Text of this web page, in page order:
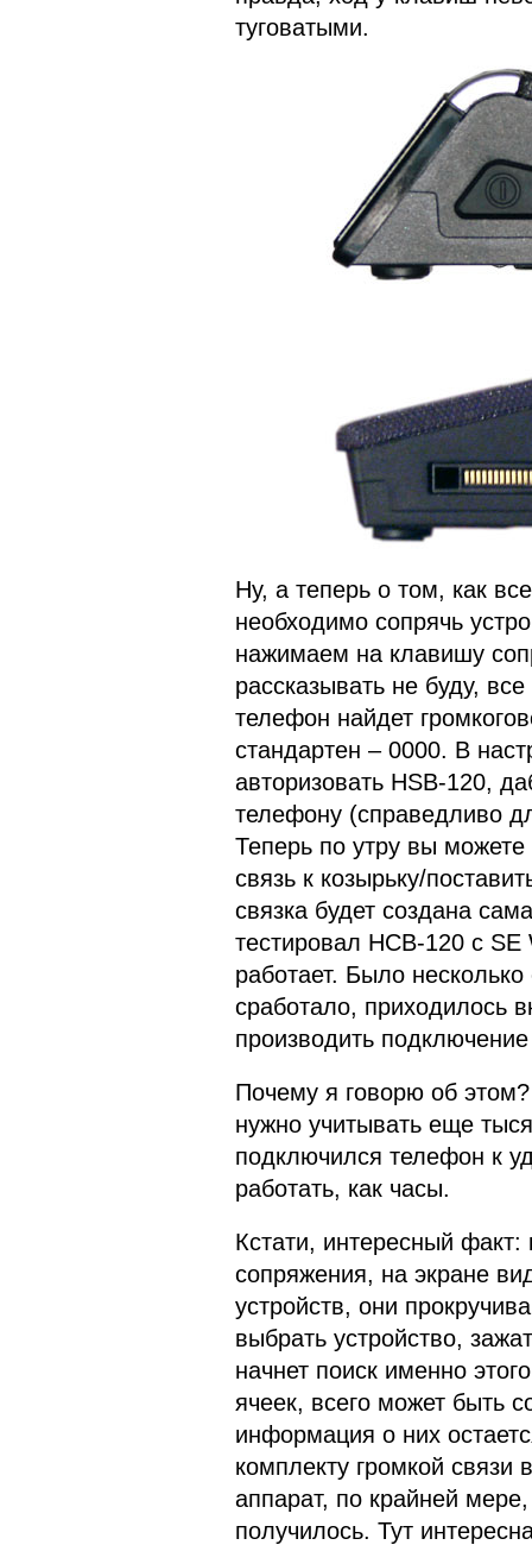
туговатыми.
Ну, а теперь о том, как
необходимо сопрячь
нажимаем на клавишу
рассказывать не буду,
телефон найдет
стандартен – 0000. В
авторизовать HSB-120,
телефону (справедливо
Теперь по утру вы можете
связь к козырьку/
связка будет создана
тестировал HCB-120 c
работает. Было
сработало, приходилось
производить
Почему я говорю об
нужно учитывать еще
подключился телефон к
работать, как часы.
Кстати, интересный
сопряжения, на экране
устройств, они
выбрать устройство,
начнет поиск именно
ячеек, всего может быть
информация о них
комплекту громкой
аппарат, по крайней
получилось. Тут